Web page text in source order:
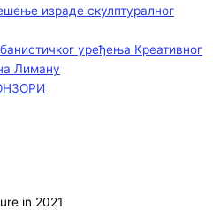
израде скулптуралног
уређења Креативног
Лиману
in 2021